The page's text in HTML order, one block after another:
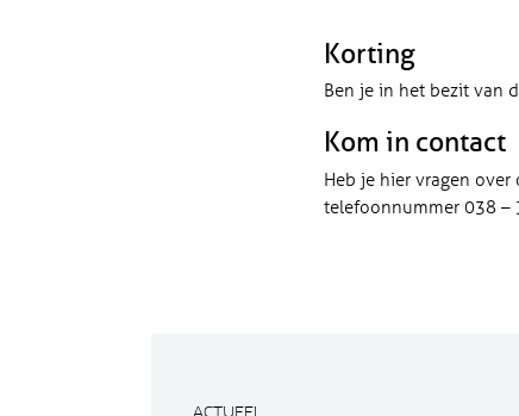
Korting
Ben je in het bezit van
Kom in contact
Heb je hier vragen
telefoonnummer 038 –